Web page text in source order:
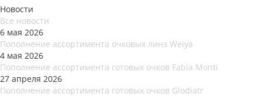
Новости
Все новости
6 мая 2026
Пополнение ассортимента очковых линз Weiya
4 мая 2026
Пополнение ассортимента готовых очков Fabia Monti
27 апреля 2026
Пополнение ассортимента готовых очков Glodiatr